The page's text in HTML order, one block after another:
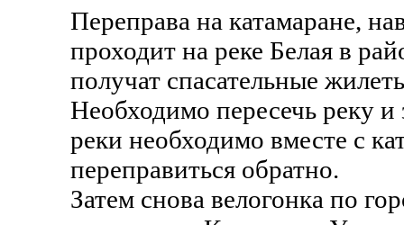
Переправа на катамаране,
проходит на реке Белая в
получат спасательные
Необходимо пересечь реку и
реки необходимо вместе с
переправиться обратно.
Затем снова велогонка по